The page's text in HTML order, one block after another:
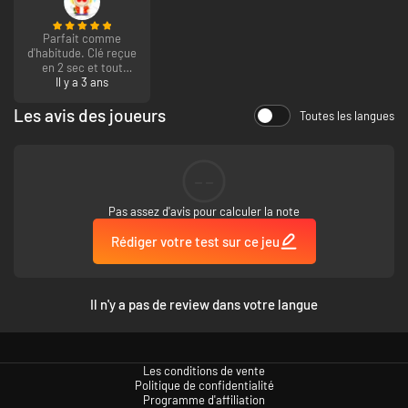
Parfait comme
d'habitude. Clé reçue
en 2 sec et tout
fonctionne bien.
Il y a 3 ans
Les avis des joueurs Toutes les langues
Pas assez d'avis pour calculer la note
Rédiger votre test sur ce jeu
Il n'y a pas de review dans votre langue
Les conditions de vente
Politique de confidentialité
Programme d'affiliation